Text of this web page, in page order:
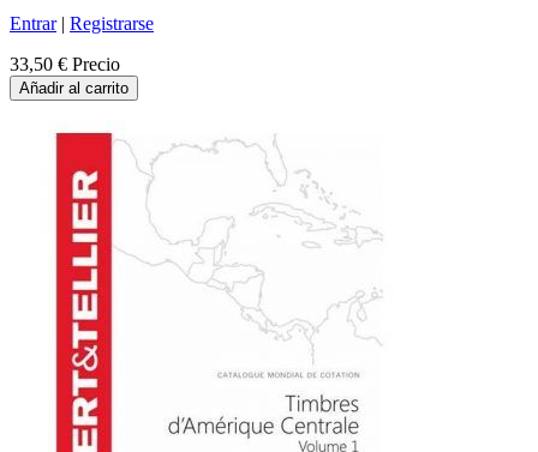
Entrar| Registrarse
33,50 € Precio
Añadir al carrito